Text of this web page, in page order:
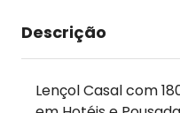
Descrição
Lençol Casal com